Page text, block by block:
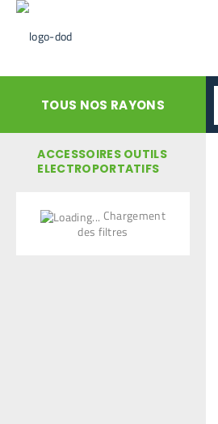
TOUS NOS RAYONS
ACCESSOIRES OUTILS
ELECTROPORTATIFS
Chargement
des filtres